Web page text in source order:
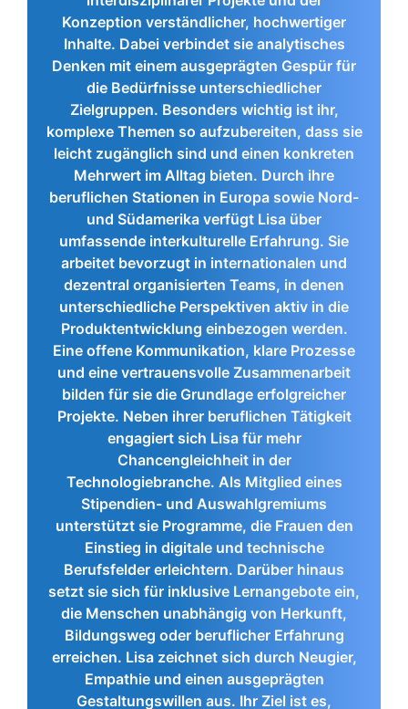
Konzeption verständlicher, hochwertiger
Inhalte. Dabei verbindet sie analytisches
Denken mit einem ausgeprägten Gespür für
die Bedürfnisse unterschiedlicher
Zielgruppen. Besonders wichtig ist ihr,
komplexe Themen so aufzubereiten, dass sie
leicht zugänglich sind und einen konkreten
Mehrwert im Alltag bieten. Durch ihre
beruflichen Stationen in Europa sowie Nord-
und Südamerika verfügt Lisa über
umfassende interkulturelle Erfahrung. Sie
arbeitet bevorzugt in internationalen und
dezentral organisierten Teams, in denen
unterschiedliche Perspektiven aktiv in die
Produktentwicklung einbezogen werden.
Eine offene Kommunikation, klare Prozesse
und eine vertrauensvolle Zusammenarbeit
bilden für sie die Grundlage erfolgreicher
Projekte. Neben ihrer beruflichen Tätigkeit
engagiert sich Lisa für mehr
Chancengleichheit in der
Technologiebranche. Als Mitglied eines
Stipendien- und Auswahlgremiums
unterstützt sie Programme, die Frauen den
Einstieg in digitale und technische
Berufsfelder erleichtern. Darüber hinaus
setzt sie sich für inklusive Lernangebote ein,
die Menschen unabhängig von Herkunft,
Bildungsweg oder beruflicher Erfahrung
erreichen. Lisa zeichnet sich durch Neugier,
Empathie und einen ausgeprägten
Gestaltungswillen aus. Ihr Ziel ist es,